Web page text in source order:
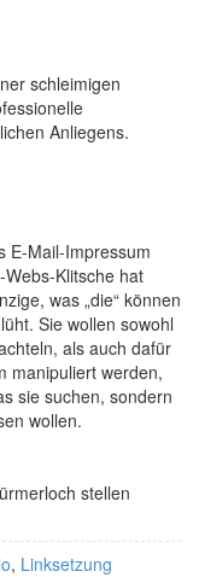
schleimigen
Anliegens.
E-Mail-Impressum
Klitsche hat
was „die“ können
Sie wollen sowohl
als auch dafür
manipuliert werden,
sie suchen, sondern
wollen.
stellen
, Linksetzung